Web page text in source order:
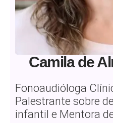
Camila de
Fonoaudióloga
Palestrante sobre
infantil e Mentora